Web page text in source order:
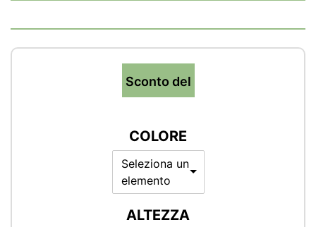
Sconto del
COLORE
Seleziona un
elemento
ALTEZZA